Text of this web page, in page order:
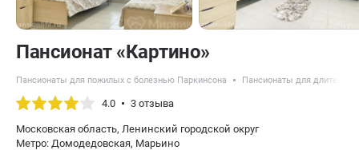
Пансионат «Картино»
Пансионаты для пожилых с болезнью Паркинсона Пансионаты для
4.0 3 отзыва
Московская область, Ленинский городской округ
Метро: Домодедовская, Марьино